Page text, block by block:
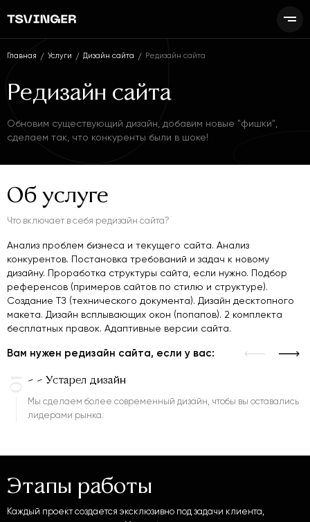
Главная Услуги Дизайн сайта Редизайн сайта
Редизайн сайта
Обновим существующий дизайн, добавим новые "фишки",
сделаем так, что конкуренты были в шоке!
Об услуге
Что включает в себя редизайн сайта?
Анализ проблем бизнеса и текущего сайта. Анализ
конкурентов. Постановка требований и задач к новому
дизайну. Проработка структуры сайта, если нужно. Подбор
референсов (примеров сайтов по стилю и структуре).
Создание ТЗ (технического документа). Дизайн десктопного
макета. Дизайн всплывающих окон (попапов). 2 комплекта
бесплатных правок. Адаптивные версии сайта.
Вам нужен редизайн сайта, если у вас:
- - Устарел дизайн
Мы сделаем более современный дизайн, чтобы вы оставались
лидерами рынка.
Этапы работы
Каждый проект создается эксклюзивно под задачи клиента,